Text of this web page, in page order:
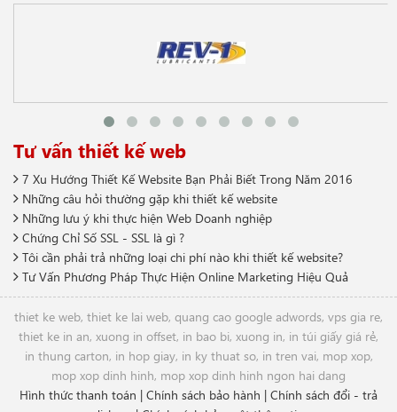
Tư vấn thiết kế web
7 Xu Hướng Thiết Kế Website Bạn Phải Biết Trong Năm 2016
Những câu hỏi thường gặp khi thiết kế website
Những lưu ý khi thực hiện Web Doanh nghiệp
Chứng Chỉ Số SSL - SSL là gì ?
Tôi cần phải trả những loại chi phí nào khi thiết kế website?
Tư Vấn Phương Pháp Thực Hiện Online Marketing Hiệu Quả
thiet ke web, thiet ke lai web, quang cao google adwords, vps gia re,
thiet ke in an, xuong in offset, in bao bi, xuong in, in túi giấy giá rẻ,
in thung carton, in hop giay, in ky thuat so, in tren vai, mop xop,
mop xop dinh hinh, mop xop dinh hinh ngon hai dang
Hình thức thanh toán | Chính sách bảo hành | Chính sách đổi - trả